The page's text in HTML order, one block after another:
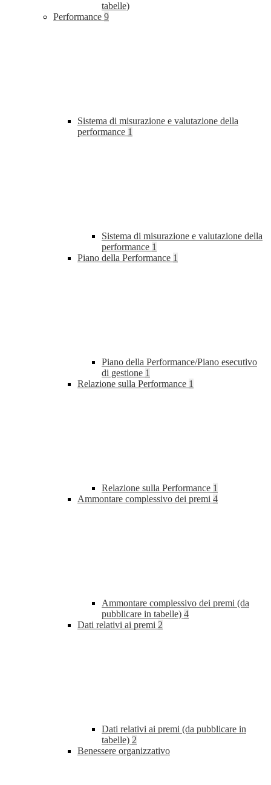
tabelle)
Performance 9
Sistema di misurazione e valutazione della
performance 1
Sistema di misurazione e valutazione della
performance 1
Piano della Performance 1
Piano della Performance/Piano esecutivo
di gestione 1
Relazione sulla Performance 1
Relazione sulla Performance 1
Ammontare complessivo dei premi 4
Ammontare complessivo dei premi (da
pubblicare in tabelle) 4
Dati relativi ai premi 2
Dati relativi ai premi (da pubblicare in
tabelle) 2
Benessere organizzativo